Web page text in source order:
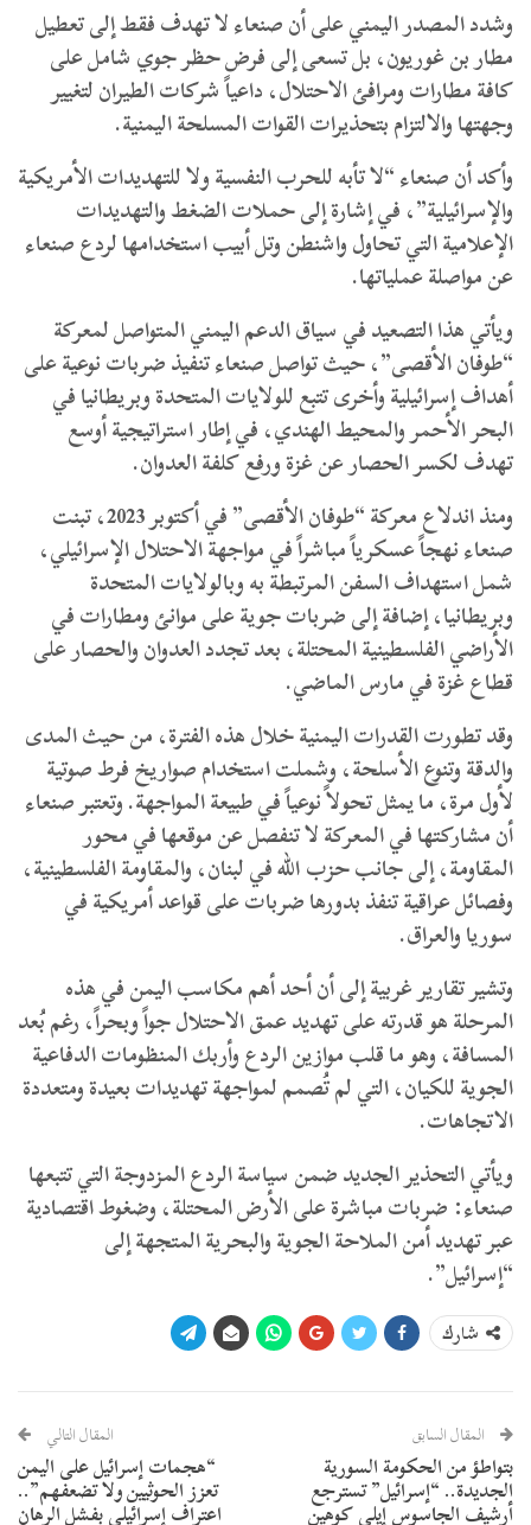
وشدد المصدر اليمني على أن صنعاء لا تهدف فقط إلى تعطيل
مطار بن غوريون، بل تسعى إلى فرض حظر جوي شامل على
كافة مطارات ومرافئ الاحتلال، داعياً شركات الطيران لتغيير
وجهتها والالتزام بتحذيرات القوات المسلحة اليمنية.
وأكد أن صنعاء “لا تأبه للحرب النفسية ولا للتهديدات الأمريكية
والإسرائيلية”، في إشارة إلى حملات الضغط والتهديدات
الإعلامية التي تحاول واشنطن وتل أبيب استخدامها لردع صنعاء
عن مواصلة عملياتها.
ويأتي هذا التصعيد في سياق الدعم اليمني المتواصل لمعركة
“طوفان الأقصى”، حيث تواصل صنعاء تنفيذ ضربات نوعية على
أهداف إسرائيلية وأخرى تتبع للولايات المتحدة وبريطانيا في
البحر الأحمر والمحيط الهندي، في إطار استراتيجية أوسع
تهدف لكسر الحصار عن غزة ورفع كلفة العدوان.
ومنذ اندلاع معركة “طوفان الأقصى” في أكتوبر 2023، تبنت
صنعاء نهجاً عسكرياً مباشراً في مواجهة الاحتلال الإسرائيلي،
شمل استهداف السفن المرتبطة به وبالولايات المتحدة
وبريطانيا، إضافة إلى ضربات جوية على موانئ ومطارات في
الأراضي الفلسطينية المحتلة، بعد تجدد العدوان والحصار على
قطاع غزة في مارس الماضي.
وقد تطورت القدرات اليمنية خلال هذه الفترة، من حيث المدى
والدقة وتنوع الأسلحة، وشملت استخدام صواريخ فرط صوتية
لأول مرة، ما يمثل تحولاً نوعياً في طبيعة المواجهة. وتعتبر صنعاء
أن مشاركتها في المعركة لا تنفصل عن موقعها في محور
المقاومة، إلى جانب حزب الله في لبنان، والمقاومة الفلسطينية،
وفصائل عراقية تنفذ بدورها ضربات على قواعد أمريكية في
سوريا والعراق.
وتشير تقارير غربية إلى أن أحد أهم مكاسب اليمن في هذه
المرحلة هو قدرته على تهديد عمق الاحتلال جواً وبحراً، رغم بُعد
المسافة، وهو ما قلب موازين الردع وأربك المنظومات الدفاعية
الجوية للكيان، التي لم تُصمم لمواجهة تهديدات بعيدة ومتعددة
الاتجاهات.
ويأتي التحذير الجديد ضمن سياسة الردع المزدوجة التي تتبعها
صنعاء: ضربات مباشرة على الأرض المحتلة، وضغوط اقتصادية
عبر تهديد أمن الملاحة الجوية والبحرية المتجهة إلى
“إسرائيل”.
شارك
المقال السابق
بتواطؤ من الحكومة السورية
الجديدة.. “إسرائيل” تسترجع
أرشيف الجاسوس إيلي كوهين
المقال التالي
“هجمات إسرائيل على اليمن
تعزز الحوثيين ولا تضعفهم”..
اعتراف إسرائيلي بفشل الرهان